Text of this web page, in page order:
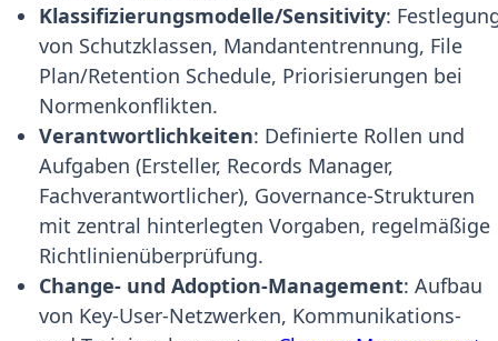
Klassifizierungsmodelle/Sensitivity:
von Schutzklassen, Mandantentrennung, File
Plan/Retention Schedule, Priorisierungen bei
Normenkonflikten.
Verantwortlichkeiten: Definierte Rollen und
Aufgaben (Ersteller, Records Manager,
Fachverantwortlicher), Governance-Strukturen
mit zentral hinterlegten Vorgaben, regelmäßige
Richtlinienüberprüfung.
Change- und Adoption-Management: Aufbau
von Key-User-Netzwerken, Kommunikations-